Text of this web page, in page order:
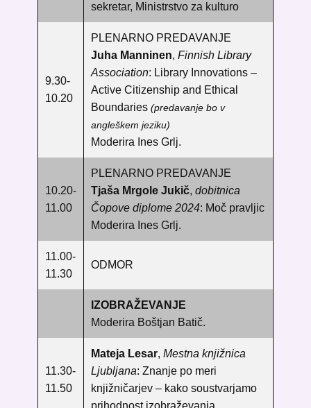
sekretar, Ministrstvo za kulturo
9.30-
10.20
PLENARNO PREDAVANJE
Juha Manninen, Finnish Library
Association: Library Innovations –
Active Citizenship and Ethical
Boundaries (predavanje bo v
angleškem jeziku)
Moderira Ines Grlj.
10.20-
11.00
PLENARNO PREDAVANJE
Tjaša Mrgole Jukič, dobitnica
Čopove diplome 2024: Moč pravljic
Moderira Ines Grlj.
11.00-
11.30
ODMOR
IZOBRAŽEVANJE
Moderira Boštjan Batič.
11.30-
11.50
Mateja Lesar, Mestna knjižnica
Ljubljana: ​Znanje po meri
knjižničarjev – kako soustvarjamo
prihodnost izobraževanja